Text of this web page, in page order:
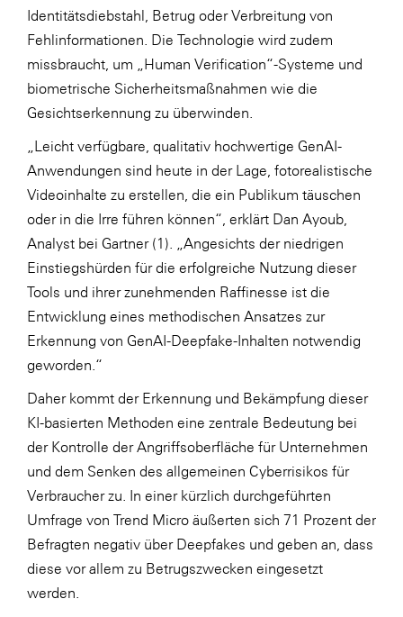
VALETTA
Verband Druck Medien Österreich
WKS Fachgruppe Fahrzeughandel und
WKS Fachgruppe Finanzdienstleister
WK UBIT
Zühlke
Media
Identitätsdiebstahl, Betrug oder Verbreitung von
Fehlinformationen. Die Technologie wird zudem
missbraucht, um „Human Verification“-Systeme und
biometrische Sicherheitsmaßnahmen wie die
Gesichtserkennung zu überwinden.
„Leicht verfügbare, qualitativ hochwertige GenAI-
Anwendungen sind heute in der Lage, fotorealistische
Videoinhalte zu erstellen, die ein Publikum täuschen
oder in die Irre führen können“, erklärt Dan Ayoub,
Analyst bei Gartner (1). „Angesichts der niedrigen
Einstiegshürden für die erfolgreiche Nutzung dieser
Tools und ihrer zunehmenden Raffinesse ist die
Entwicklung eines methodischen Ansatzes zur
Erkennung von GenAI-Deepfake-Inhalten notwendig
geworden.“
Daher kommt der Erkennung und Bekämpfung dieser
KI-basierten Methoden eine zentrale Bedeutung bei
der Kontrolle der Angriffsoberfläche für Unternehmen
und dem Senken des allgemeinen Cyberrisikos für
Verbraucher zu. In einer kürzlich durchgeführten
Umfrage von Trend Micro äußerten sich 71 Prozent der
Befragten negativ über Deepfakes und geben an, dass
diese vor allem zu Betrugszwecken eingesetzt
werden.